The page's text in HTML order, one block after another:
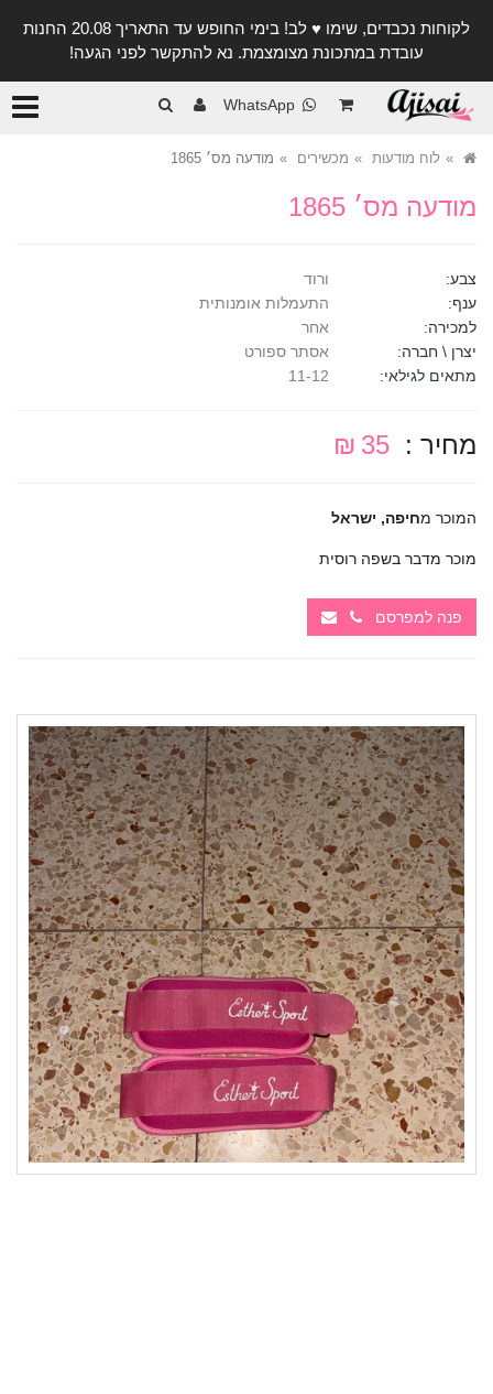
לקוחות נכבדים, שימו ♥️ לב! בימי החופש עד התאריך 20.08 החנות
עובדת במתכונת מצומצמת. נא להתקשר לפני הגעה!
WhatsApp
לוח מודעות מכשירים מודעה מס׳ 1865
מודעה מס׳ 1865
צבע:
ורוד
ענף:
התעמלות אומנותית
למכירה:
אחר
יצרן \ חברה:
אסתר ספורט
מתאים לגילאי:
מחיר : 35 ₪
המוכר מחיפה, ישראל
מוכר מדבר בשפה רוסית
פנה למפרסם